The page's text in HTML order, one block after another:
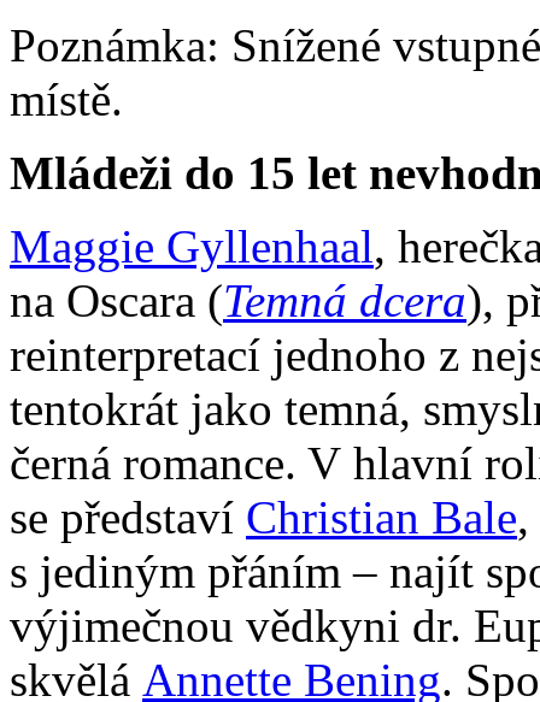
Poznámka: Snížené
místě.
Mládeži do 15 let
Maggie Gyllenhaal,
na Oscara (Temná dcera),
reinterpretací jednoho z
tentokrát jako temná,
černá romance. V hlavní
se představí Christian Bale
s jediným přáním – najít
výjimečnou vědkyni dr.
skvělá Annette Bening.